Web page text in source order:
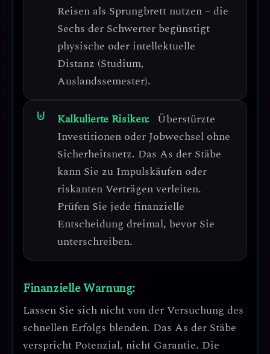
Reisen als Sprungbrett nutzen – die
Sechs der Schwerter begünstigt
physische oder intellektuelle
Distanz (Studium,
Auslandssemester).
Kalkulierte Risiken: Überstürzte
Investitionen oder Jobwechsel ohne
Sicherheitsnetz. Das As der Stäbe
kann Sie zu Impulskäufen oder
riskanten Verträgenverleiten.
Prüfen Sie jede finanzielle
Entscheidung dreimal, bevor Sie
unterschreiben.
Finanzielle Warnung:
Lassen Sie sich nicht von der Versuchung des
schnellen Erfolgs blenden. Das As der Stäbe
verspricht Potenzial, nicht Garantie. Die